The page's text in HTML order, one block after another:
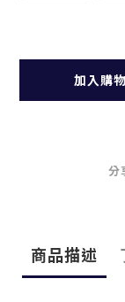
加入購
分
商品描述